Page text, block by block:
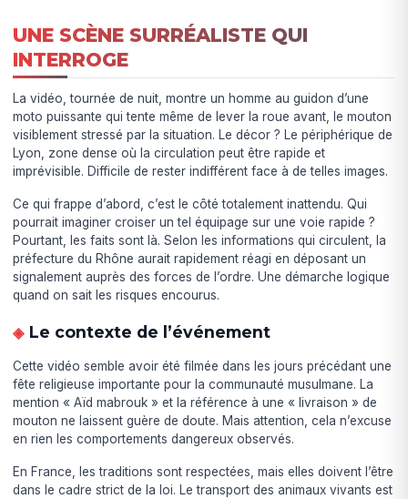
UNE SCÈNE SURRÉALISTE QUI
INTERROGE
La vidéo, tournée de nuit, montre un homme au guidon d’une
moto puissante qui tente même de lever la roue avant, le mouton
visiblement stressé par la situation. Le décor ? Le périphérique de
Lyon, zone dense où la circulation peut être rapide et
imprévisible. Difficile de rester indifférent face à de telles images.
Ce qui frappe d’abord, c’est le côté totalement inattendu. Qui
pourrait imaginer croiser un tel équipage sur une voie rapide ?
Pourtant, les faits sont là. Selon les informations qui circulent, la
préfecture du Rhône aurait rapidement réagi en déposant un
signalement auprès des forces de l’ordre. Une démarche logique
quand on sait les risques encourus.
Le contexte de l’événement
Cette vidéo semble avoir été filmée dans les jours précédant une
fête religieuse importante pour la communauté musulmane. La
mention « Aïd mabrouk » et la référence à une « livraison » de
mouton ne laissent guère de doute. Mais attention, cela n’excuse
en rien les comportements dangereux observés.
En France, les traditions sont respectées, mais elles doivent l’être
dans le cadre strict de la loi. Le transport des animaux vivants est